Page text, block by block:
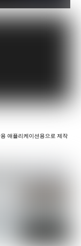
애플리케이션용으로 제작